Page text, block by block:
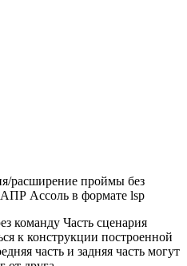
расширение проймы без
Ассоль в формате lsp
команду Часть сценария
к конструкции построенной
часть и задняя часть могут